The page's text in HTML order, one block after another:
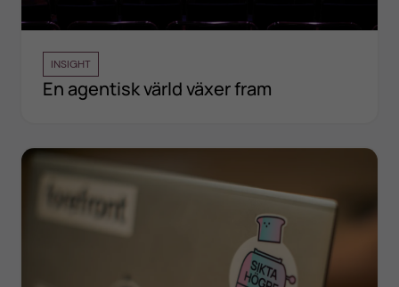
INSIGHT
En agentisk värld växer fram